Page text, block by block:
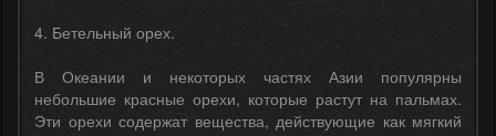
4. Бетельный орех.
В Океании и некоторых частях Азии популярны
небольшие красные орехи, которые растут на пальмах.
Эти орехи содержат вещества, действующие как мягкий